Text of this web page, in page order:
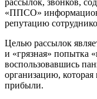
«ППСО»
репутацию
Целью рассылок
и «грязная» попытка
воспользовавшись
организацию,
прибыли.